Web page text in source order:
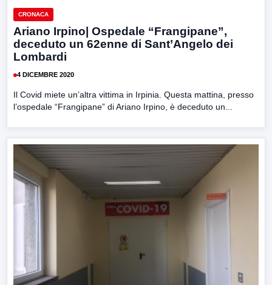
CRONACA
Ariano Irpino| Ospedale “Frangipane”,
deceduto un 62enne di Sant’Angelo dei
Lombardi
4 DICEMBRE 2020
Il Covid miete un’altra vittima in Irpinia. Questa mattina, presso
l’ospedale “Frangipane” di Ariano Irpino, è deceduto un...